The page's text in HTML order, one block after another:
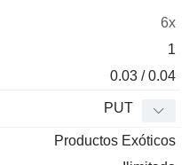
6x
1
0.03 / 0.04
PUT
Productos Exóticos